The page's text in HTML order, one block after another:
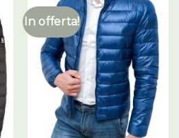
In offerta!